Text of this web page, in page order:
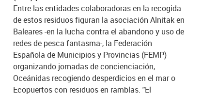
Entre las entidades colaboradoras en la recogida
de estos residuos figuran la asociación Alnitak en
Baleares -en la lucha contra el abandono y uso de
redes de pesca fantasma-, la Federación
Española de Municipios y Provincias (FEMP)
organizando jornadas de concienciación,
Oceánidas recogiendo desperdicios en el mar o
Ecopuertos con residuos en ramblas. "El